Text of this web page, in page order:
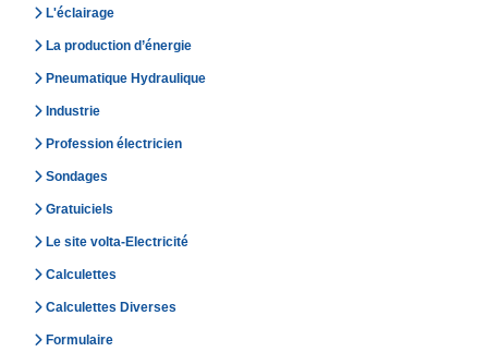
L'éclairage
La production d’énergie
Pneumatique Hydraulique
Industrie
Profession électricien
Sondages
Gratuiciels
Le site volta-Electricité
Calculettes
Calculettes Diverses
Formulaire